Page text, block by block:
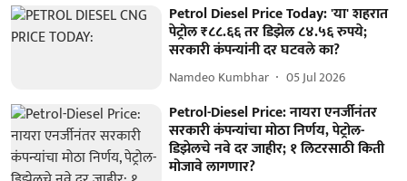
Petrol Diesel Price Today: 'या' शहरात
पेट्रोल ₹८८.६६ तर डिझेल ८४.५६ रुपये;
सरकारी कंपन्यांनी दर घटवले का?
Namdeo Kumbhar 05 Jul 2026
Petrol-Diesel Price: नायरा एनर्जीनंतर
सरकारी कंपन्यांचा मोठा निर्णय, पेट्रोल-
डिझेलचे नवे दर जाहीर; १ लिटरसाठी किती
मोजावे लागणार?